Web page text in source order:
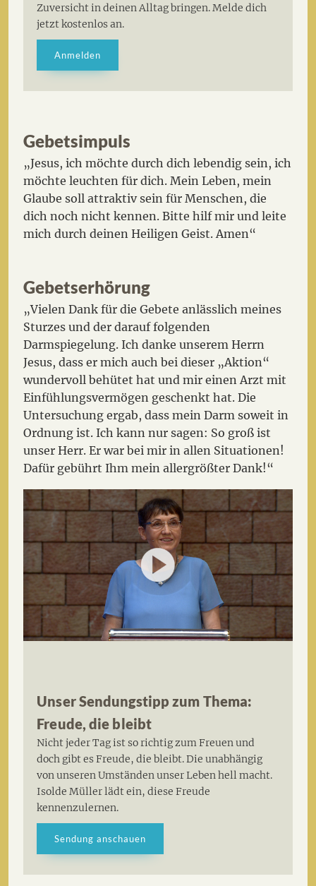
Zuversicht in deinen Alltag bringen. Melde dich
jetzt kostenlos an.
Anmelden
Gebetsimpuls
„Jesus, ich möchte durch dich lebendig sein, ich
möchte leuchten für dich. Mein Leben, mein
Glaube soll attraktiv sein für Menschen, die
dich noch nicht kennen. Bitte hilf mir und leite
mich durch deinen Heiligen Geist. Amen“
Gebetserhörung
„Vielen Dank für die Gebete anlässlich meines
Sturzes und der darauf folgenden
Darmspiegelung. Ich danke unserem Herrn
Jesus, dass er mich auch bei dieser „Aktion“
wundervoll behütet hat und mir einen Arzt mit
Einfühlungsvermögen geschenkt hat. Die
Untersuchung ergab, dass mein Darm soweit in
Ordnung ist. Ich kann nur sagen: So groß ist
unser Herr. Er war bei mir in allen Situationen!
Dafür gebührt Ihm mein allergrößter Dank!“
Unser Sendungstipp zum Thema:
Freude, die bleibt
Nicht jeder Tag ist so richtig zum Freuen und
doch gibt es Freude, die bleibt. Die unabhängig
von unseren Umständen unser Leben hell macht.
Isolde Müller lädt ein, diese Freude
kennenzulernen.
Sendung anschauen